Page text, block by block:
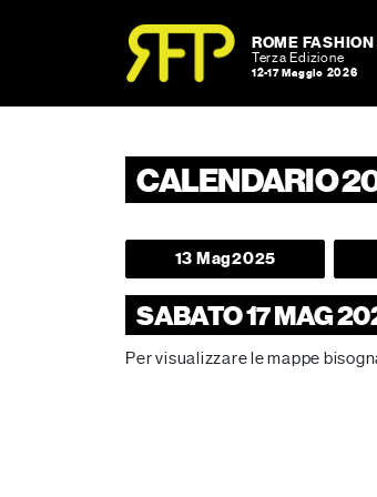
ROME
Terza Edizione
12-17 Maggio 2026
CALENDARIO
13 Mag2025
SABATO 17 MAG
Per visualizzare le mappe